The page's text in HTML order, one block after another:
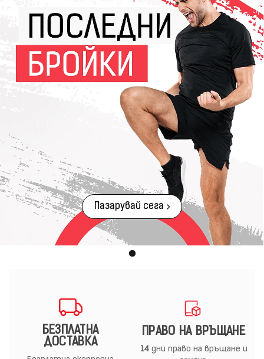
Пазарувай сега
БЕЗПЛАТНА
ДОСТАВКА
ПРАВО НА ВРЪЩАНЕ
14дни право на връщане и